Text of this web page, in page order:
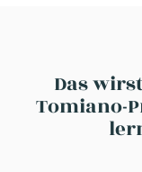
Das
Tomiano-